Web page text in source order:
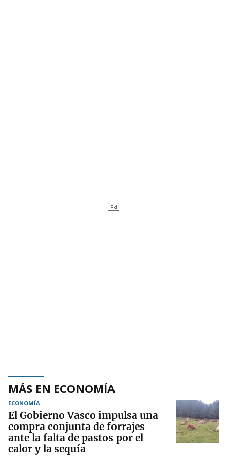
MÁS EN ECONOMÍA
ECONOMÍA
El Gobierno Vasco impulsa una
compra conjunta de forrajes
ante la falta de pastos por el
calor y la sequía